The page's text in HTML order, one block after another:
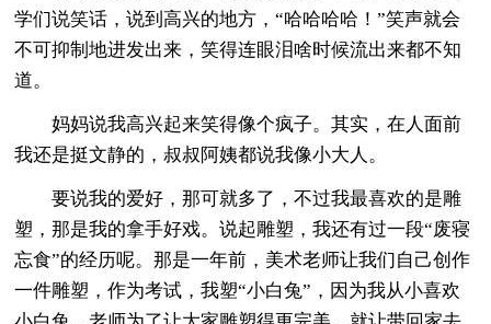
学们说笑话，说到高兴的地方，“哈哈哈哈！”笑声就会
不可抑制地进发出来，笑得连眼泪啥时候流出来都不知
道。
妈妈说我高兴起来笑得像个疯子。其实，在人面前
我还是挺文静的，叔叔阿姨都说我像小大人。
要说我的爱好，那可就多了，不过我最喜欢的是雕
塑，那是我的拿手好戏。说起雕塑，我还有过一段“废寝
忘食”的经历呢。那是一年前，美术老师让我们自己创作
一件雕塑，作为考试，我塑“小白兔”，因为我从小喜欢